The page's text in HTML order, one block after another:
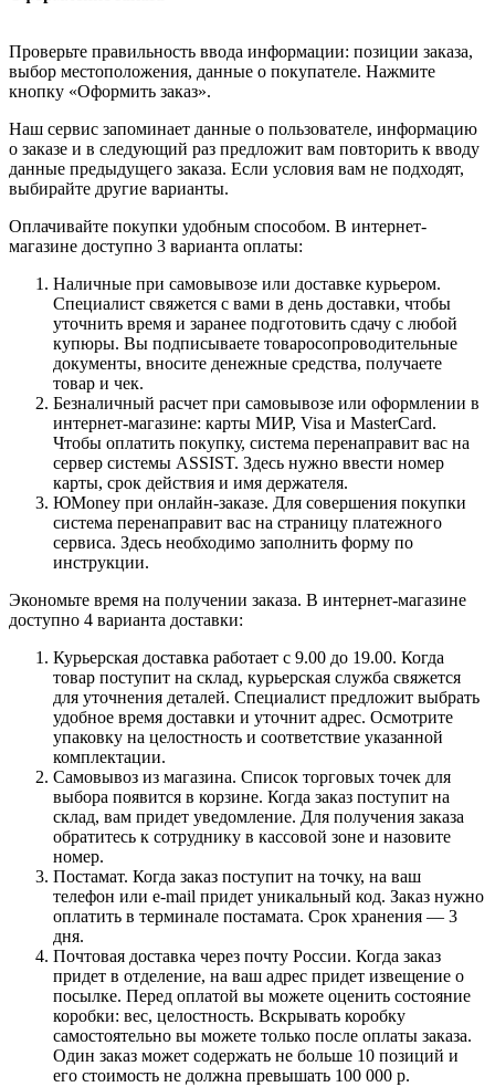
Проверьте правильность ввода информации: позиции заказа,
выбор местоположения, данные о покупателе. Нажмите
кнопку «Оформить заказ».
Наш сервис запоминает данные о пользователе, информацию
о заказе и в следующий раз предложит вам повторить к вводу
данные предыдущего заказа. Если условия вам не подходят,
выбирайте другие варианты.
Оплачивайте покупки удобным способом. В интернет-
магазине доступно 3 варианта оплаты:
Наличные при самовывозе или доставке курьером.
Специалист свяжется с вами в день доставки, чтобы
уточнить время и заранее подготовить сдачу с любой
купюры. Вы подписываете товаросопроводительные
документы, вносите денежные средства, получаете
товар и чек.
Безналичный расчет при самовывозе или оформлении в
интернет-магазине: карты МИР, Visa и MasterCard.
Чтобы оплатить покупку, система перенаправит вас на
сервер системы ASSIST. Здесь нужно ввести номер
карты, срок действия и имя держателя.
ЮMoney при онлайн-заказе. Для совершения покупки
система перенаправит вас на страницу платежного
сервиса. Здесь необходимо заполнить форму по
инструкции.
Экономьте время на получении заказа. В интернет-магазине
доступно 4 варианта доставки:
Курьерская доставка работает с 9.00 до 19.00. Когда
товар поступит на склад, курьерская служба свяжется
для уточнения деталей. Специалист предложит выбрать
удобное время доставки и уточнит адрес. Осмотрите
упаковку на целостность и соответствие указанной
комплектации.
Самовывоз из магазина. Список торговых точек для
выбора появится в корзине. Когда заказ поступит на
склад, вам придет уведомление. Для получения заказа
обратитесь к сотруднику в кассовой зоне и назовите
номер.
Постамат. Когда заказ поступит на точку, на ваш
телефон или e-mail придет уникальный код. Заказ нужно
оплатить в терминале постамата. Срок хранения — 3
дня.
Почтовая доставка через почту России. Когда заказ
придет в отделение, на ваш адрес придет извещение о
посылке. Перед оплатой вы можете оценить состояние
коробки: вес, целостность. Вскрывать коробку
самостоятельно вы можете только после оплаты заказа.
Один заказ может содержать не больше 10 позиций и
его стоимость не должна превышать 100 000 р.